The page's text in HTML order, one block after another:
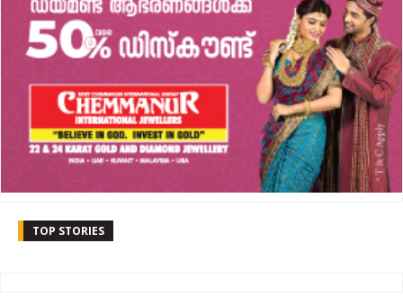
TOP STORIES